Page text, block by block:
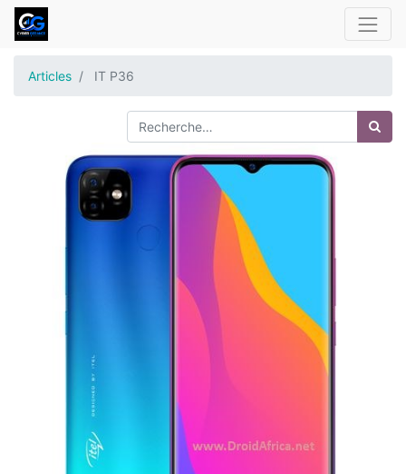
Articles IT P36